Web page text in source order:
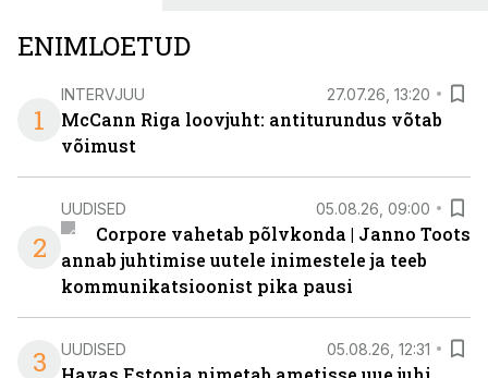
ENIMLOETUD
1
INTERVJUU 27.07.26, 13:20
McCann Riga loovjuht: antiturundus võtab
võimust
2
UUDISED 05.08.26, 09:00
Corpore vahetab põlvkonda | Janno Toots
annab juhtimise uutele inimestele ja teeb
kommunikatsioonist pika pausi
3 UUDISED 05.08.26, 12:31